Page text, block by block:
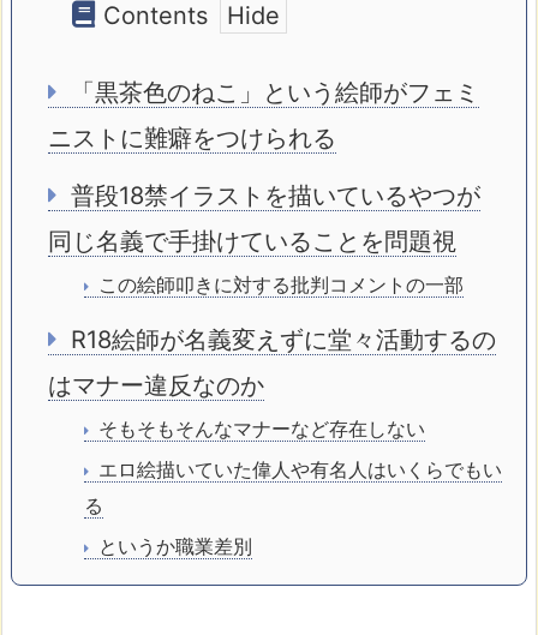
Contents
「黒茶色のねこ」という絵師がフェミ
ニストに難癖をつけられる
普段18禁イラストを描いているやつが
同じ名義で手掛けていることを問題視
この絵師叩きに対する批判コメントの一部
R18絵師が名義変えずに堂々活動するの
はマナー違反なのか
そもそもそんなマナーなど存在しない
エロ絵描いていた偉人や有名人はいくらでもい
る
というか職業差別